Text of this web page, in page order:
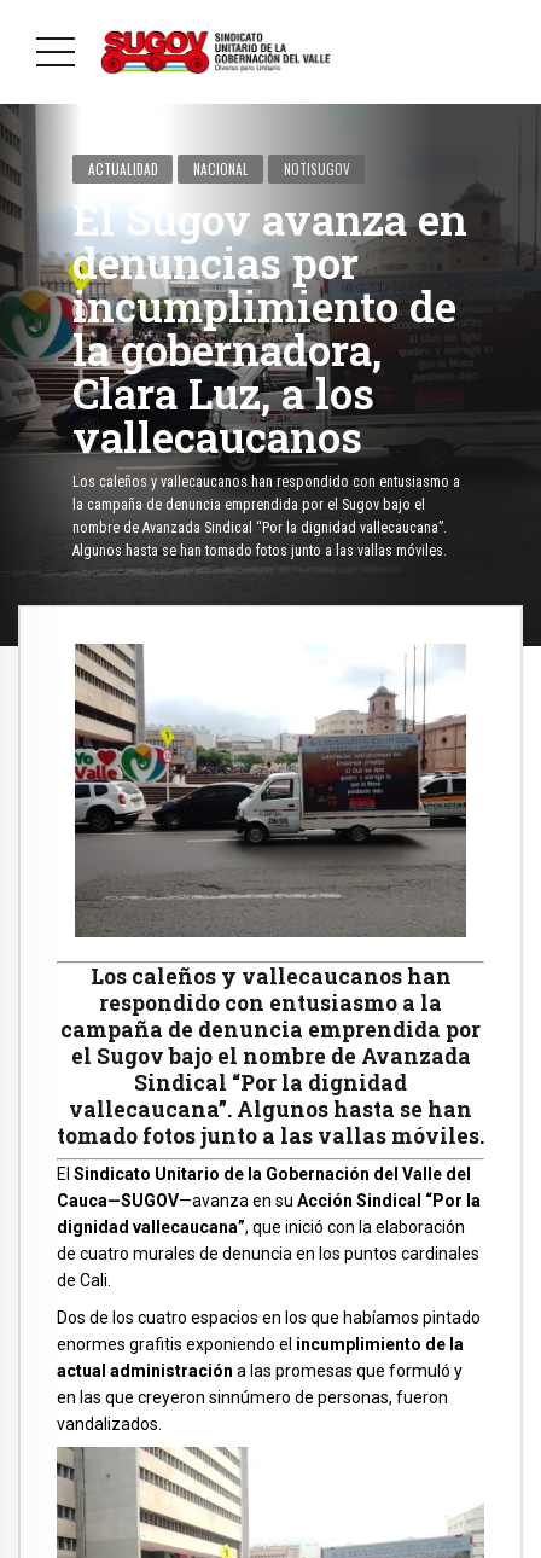
ACTUALIDAD NACIONAL NOTISUGOV
El Sugov avanza en
denuncias por
incumplimiento de
la gobernadora,
Clara Luz, a los
vallecaucanos
Los caleños y vallecaucanos han respondido con entusiasmo a
la campaña de denuncia emprendida por el Sugov bajo el
nombre de Avanzada Sindical “Por la dignidad vallecaucana”.
Algunos hasta se han tomado fotos junto a las vallas móviles.
Los caleños y vallecaucanos han
respondido con entusiasmo a la
campaña de denuncia emprendida por
el Sugov bajo el nombre de Avanzada
Sindical “Por la dignidad
vallecaucana”. Algunos hasta se han
tomado fotos junto a las vallas móviles.
El Sindicato Unitario de la Gobernación del Valle del
Cauca—SUGOV—avanza en su Acción Sindical “Por la
dignidad vallecaucana”, que inició con la elaboración
de cuatro murales de denuncia en los puntos cardinales
de Cali.
Dos de los cuatro espacios en los que habíamos pintado
enormes grafitis exponiendo el incumplimiento de la
actual administración a las promesas que formuló y
en las que creyeron sinnúmero de personas, fueron
vandalizados.